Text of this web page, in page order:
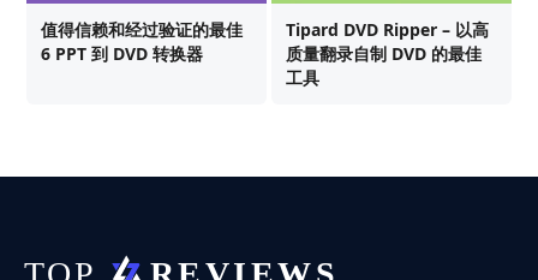
值得信赖和经过验证的最佳
6 PPT 到 DVD 转换器
Tipard DVD Ripper – 以高
质量翻录自制 DVD 的最佳
工具